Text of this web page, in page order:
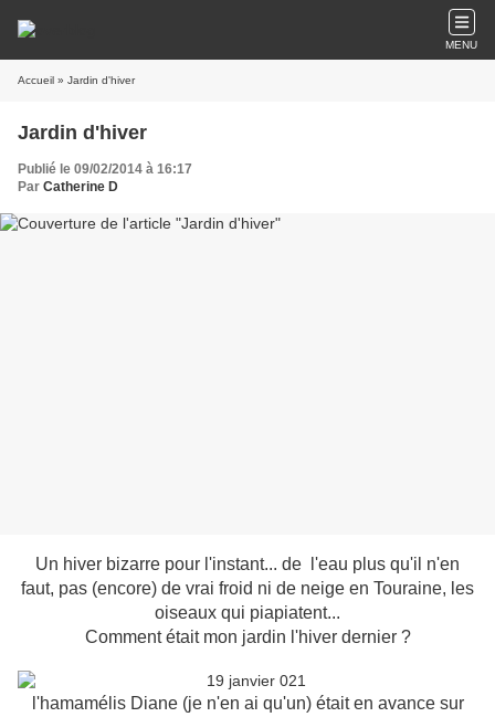
MENU
Accueil » Jardin d'hiver
Jardin d'hiver
Publié le 09/02/2014 à 16:17
Par Catherine D
Un hiver bizarre pour l'instant... de l'eau plus qu'il n'en
faut, pas (encore) de vrai froid ni de neige en Touraine, les
oiseaux qui piapiatent...
Comment était mon jardin l'hiver dernier ?
l'hamamélis Diane (je n'en ai qu'un) était en avance sur